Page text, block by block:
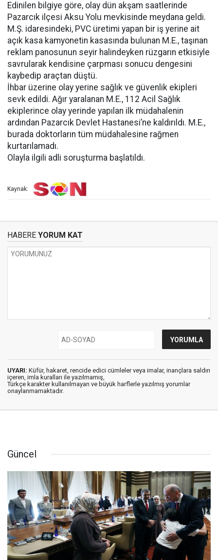
Edinilen bilgiye göre, olay dün akşam saatlerinde
Pazarcık ilçesi Aksu Yolu mevkisinde meydana geldi.
M.Ş. idaresindeki, PVC üretimi yapan bir iş yerine ait
açık kasa kamyonetin kasasında bulunan M.E., taşınan
reklam panosunun seyir halindeyken rüzgarın etkisiyle
savrularak kendisine çarpması sonucu dengesini
kaybedip araçtan düştü.
İhbar üzerine olay yerine sağlık ve güvenlik ekipleri
sevk edildi. Ağır yaralanan M.E., 112 Acil Sağlık
ekiplerince olay yerinde yapılan ilk müdahalenin
ardından Pazarcık Devlet Hastanesi’ne kaldırıldı. M.E.,
burada doktorların tüm müdahalesine rağmen
kurtarılamadı.
Olayla ilgili adli soruşturma başlatıldı.
Kaynak:
HABERE YORUM KAT
UYARI: Küfür, hakaret, rencide edici cümleler veya imalar, inançlara saldırı
içeren, imla kuralları ile yazılmamış,
Türkçe karakter kullanılmayan ve büyük harflerle yazılmış yorumlar
onaylanmamaktadır.
Güncel